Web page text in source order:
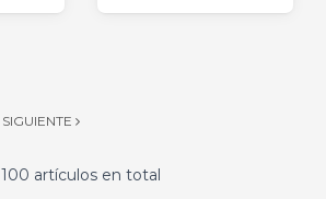
SIGUIENTE
100 artículos en total